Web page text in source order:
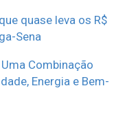
quase leva os R$
Sena
Combinação
Energia e Bem-